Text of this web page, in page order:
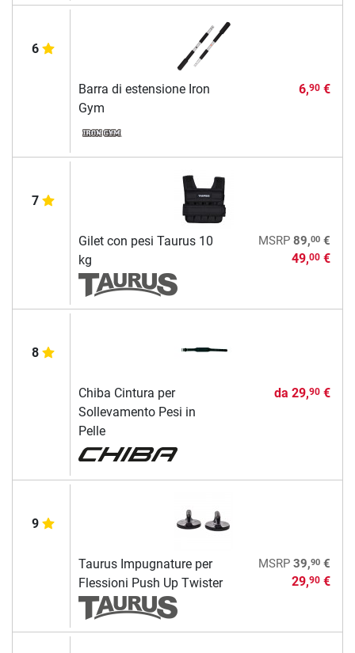
6
Barra di estensione Iron
Gym
6,90€
7
Gilet con pesi Taurus 10
kg
MSRP 89,00€
49,00€
8
Chiba Cintura per
Sollevamento Pesi in
Pelle
da 29,90€
9
Taurus Impugnature per
Flessioni Push Up Twister
MSRP 39,90€
29,90€